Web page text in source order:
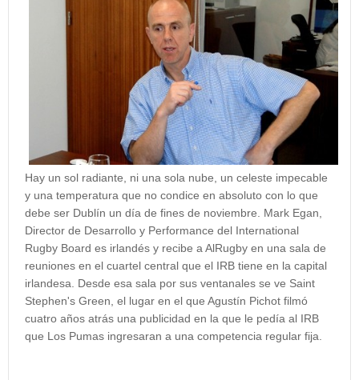
Hay un sol radiante, ni una sola nube, un celeste impecable
y una temperatura que no condice en absoluto con lo que
debe ser Dublín un día de fines de noviembre. Mark Egan,
Director de Desarrollo y Performance del International
Rugby Board es irlandés y recibe a AlRugby en una sala de
reuniones en el cuartel central que el IRB tiene en la capital
irlandesa. Desde esa sala por sus ventanales se ve Saint
Stephen's Green, el lugar en el que Agustín Pichot filmó
cuatro años atrás una publicidad en la que le pedía al IRB
que Los Pumas ingresaran a una competencia regular fija.